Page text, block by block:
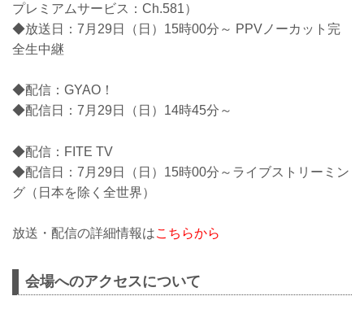
プレミアムサービス：Ch.581）
◆放送日：7月29日（日）15時00分～ PPVノーカット完
全生中継
◆配信：GYAO！
◆配信日：7月29日（日）14時45分～
◆配信：FITE TV
◆配信日：7月29日（日）15時00分～ライブストリーミン
グ（日本を除く全世界）
放送・配信の詳細情報はこちらから
会場へのアクセスについて